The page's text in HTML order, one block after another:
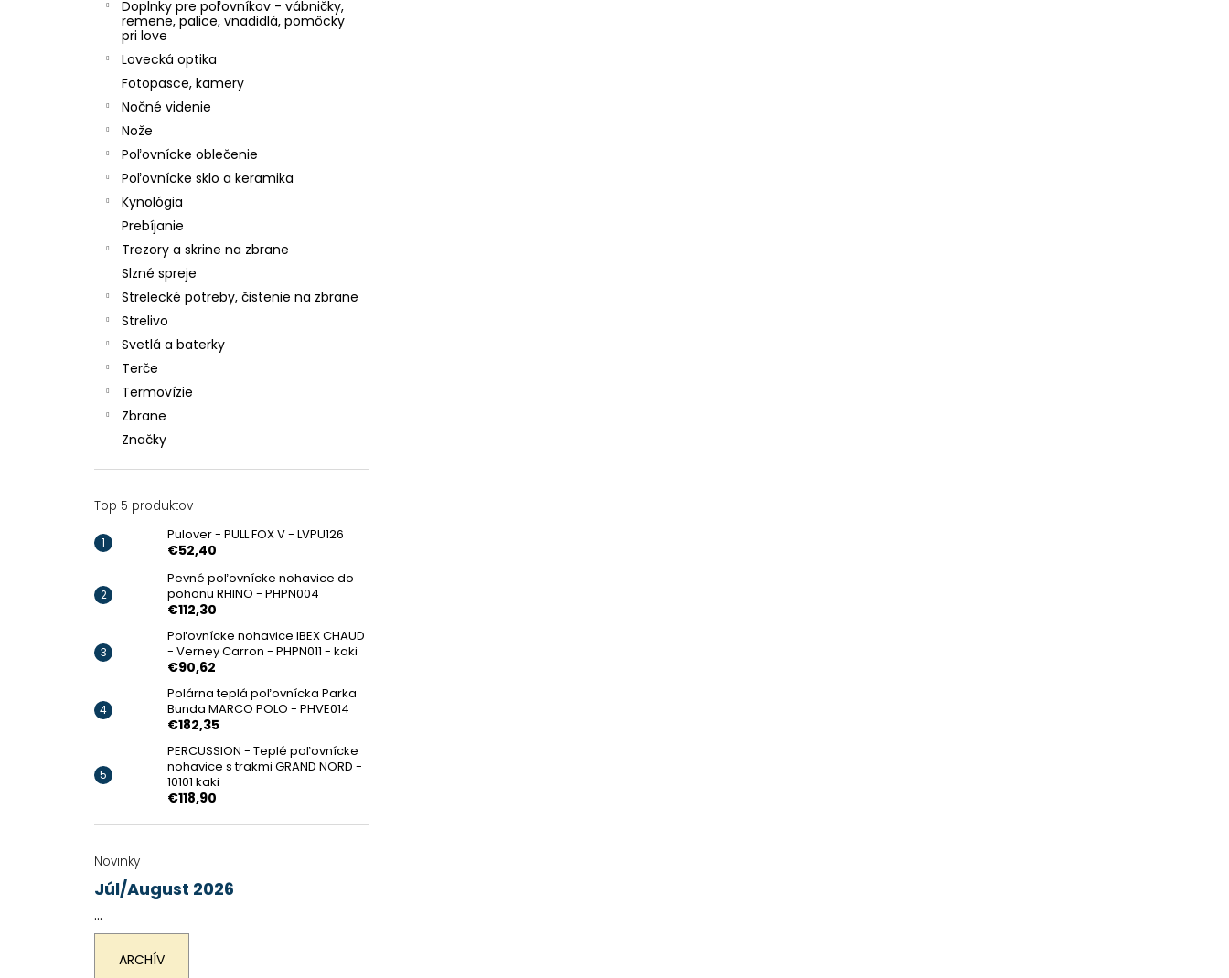
Doplnky pre poľovníkov - vábničky,
remene, palice, vnadidlá, pomôcky
pri love
Lovecká optika
Fotopasce, kamery
Nočné videnie
Nože
Poľovnícke oblečenie
Poľovnícke sklo a keramika
Kynológia
Prebíjanie
Trezory a skrine na zbrane
Slzné spreje
Strelecké potreby, čistenie na zbrane
Strelivo
Svetlá a baterky
Terče
Termovízie
Zbrane
Značky
Top 5 produktov
Pulover - PULL FOX V - LVPU126
€52,40
Pevné poľovnícke nohavice do
pohonu RHINO - PHPN004
€112,30
Poľovnícke nohavice IBEX CHAUD
- Verney Carron - PHPN011 - kaki
€90,62
Polárna teplá poľovnícka Parka
Bunda MARCO POLO - PHVE014
€182,35
PERCUSSION - Teplé poľovnícke
nohavice s trakmi GRAND NORD -
10101 kaki
€118,90
Novinky
Júl/August 2026
...
ARCHÍV